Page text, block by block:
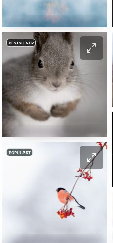
BESTSELGER
POPULÆRT